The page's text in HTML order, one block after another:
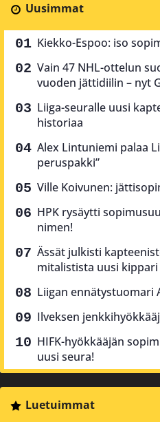
Uusimmat
Kiekko-Espoo: iso
Vain 47 NHL-ottelun
vuoden jättidiilin – nyt
Liiga-seuralle uusi
historiaa
Alex Lintuniemi palaa
peruspakki”
Ville Koivunen:
HPK rysäytti
nimen!
Ässät julkisti
mitalistista uusi kippari
Liigan ennätystuomari
Ilveksen
HIFK-hyökkääjän
uusi seura!
Luetuimmat